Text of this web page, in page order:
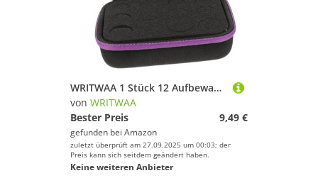
WRITWAA 1 Stück 12 Aufbewahrungsbeutel Für Ätherische Öle Tasche Ätherische Öle Für Diffusoren Für Zu Hause Reisen Ölbeutel Flasche Nachfüllung Spender Etui Für Ätherische Öle Violett
von WRITWAA
Bester Preis
9,49 €
gefunden bei Amazon
zuletzt überprüft am 27.09.2025 um 00:03; der
Preis kann sich seitdem geändert haben.
Keine weiteren Anbieter